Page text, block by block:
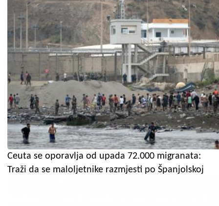
Ceuta se oporavlja od upada 72.000 migranata:
Traži da se maloljetnike razmjesti po Španjolskoj